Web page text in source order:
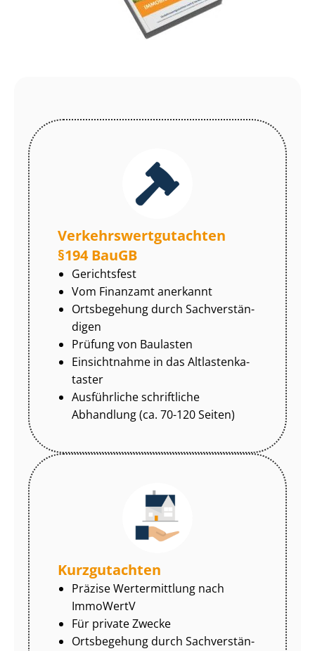
Ver­kehrs­wert­gut­ach­ten
§194 BauGB
Gerichtsfest
Vom Finanzamt anerkannt
Ortsbegehung durch Sach­ver­stän­
di­gen
Prüfung von Baulasten
Einsichtnahme in das Alt­las­ten­ka­
tas­ter
Ausführliche schriftliche
Abhandlung (ca. 70-120 Seiten)
Kurzgutachten
Präzise Wertermittlung nach
ImmoWertV
Für private Zwecke
Ortsbegehung durch Sach­ver­stän­